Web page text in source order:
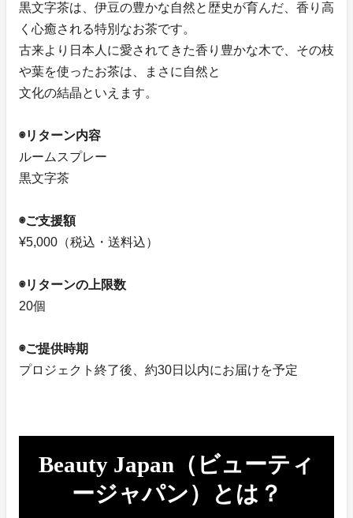
黒文字茶は、伊豆の豊かな自然と歴史が育んだ、香り高
く心癒される特別なお茶です。
古来より日本人に愛されてきた香り豊かな木で、その枝
や葉を使ったお茶は、まさに自然と
文化の結晶といえます。
◉リターン内容
ルームスプレー
黒文字茶
◉ご支援額
¥5,000（税込・送料込）
◉リターンの上限数
20個
◉ご提供時期
プロジェクト終了後、約30日以内にお届けを予定
Beauty Japan（ビューティ
ージャパン）とは？